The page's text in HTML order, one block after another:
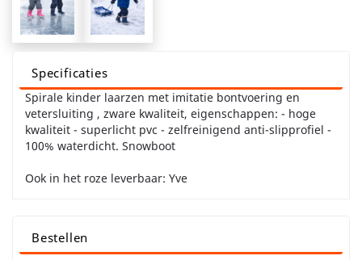
Specificaties
Spirale kinder laarzen met imitatie bontvoering en
vetersluiting , zware kwaliteit, eigenschappen: - hoge
kwaliteit - superlicht pvc - zelfreinigend anti-slipprofiel -
100% waterdicht. Snowboot
Ook in het roze leverbaar: Yve
Bestellen